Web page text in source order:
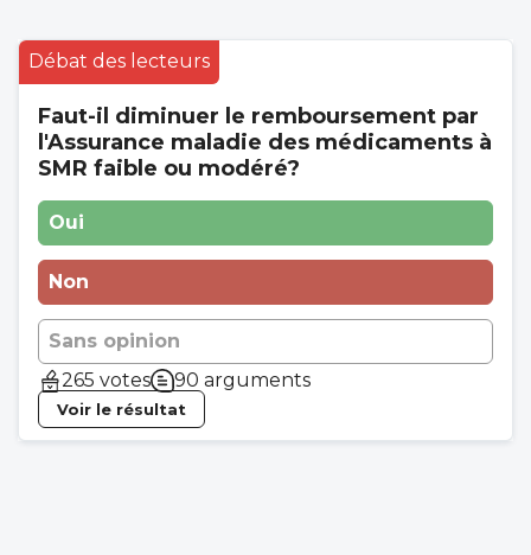
Débat des lecteurs
Faut-il diminuer le remboursement par
l'Assurance maladie des médicaments à
SMR faible ou modéré?
Oui
Non
Sans opinion
265 votes
90 arguments
Voir le résultat